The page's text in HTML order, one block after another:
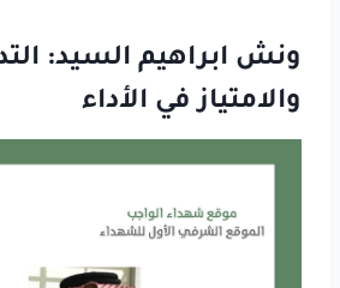
ونش ابراهيم السيد:
والامتياز في الأداء